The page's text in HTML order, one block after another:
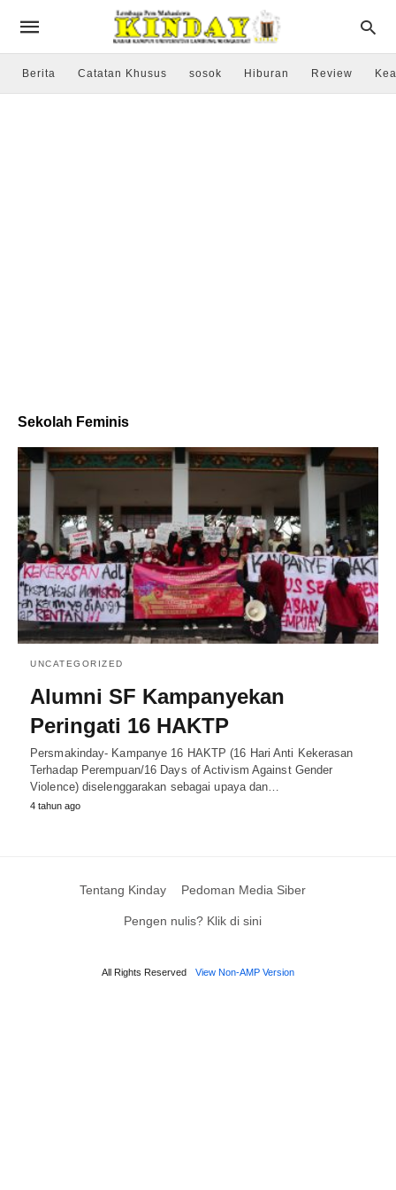
Berita Catatan Khusus sosok Hiburan Review
Sekolah Feminis
UNCATEGORIZED
Alumni SF Kampanyekan
Peringati 16 HAKTP
Persmakinday- Kampanye 16 HAKTP (16 Hari Anti Kekerasan
Terhadap Perempuan/16 Days of Activism Against Gender
Violence) diselenggarakan sebagai upaya dan…
4 tahun ago
Tentang Kinday Pedoman Media Siber
Pengen nulis? Klik di sini
All Rights Reserved View Non-AMP Version